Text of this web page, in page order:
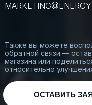
Также вы можете
обратной связи —
магазина или
относительно
ОСТАВИТЬ